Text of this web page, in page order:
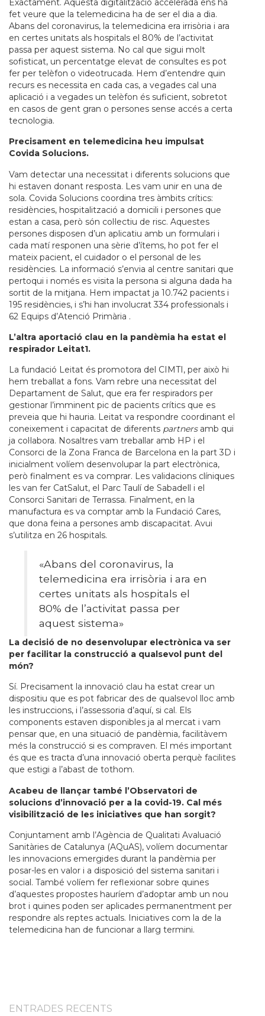
Exactament. Aquesta digitalització accelerada ens ha
fet veure que la telemedicina ha de ser el dia a dia.
Abans del coronavirus, la telemedicina era irrisòria i ara
en certes unitats als hospitals el 80% de l’activitat
passa per aquest sistema. No cal que sigui molt
sofisticat, un percentatge elevat de consultes es pot
fer per telèfon o videotrucada. Hem d’entendre quin
recurs es necessita en cada cas, a vegades cal una
aplicació i a vegades un telèfon és suficient, sobretot
en casos de gent gran o persones sense accés a certa
tecnologia.
Precisament en telemedicina heu impulsat
Covida Solucions.
Vam detectar una necessitat i diferents solucions que
hi estaven donant resposta. Les vam unir en una de
sola. Covida Solucions coordina tres àmbits crítics:
residències, hospitalització a domicili i persones que
estan a casa, però són col·lectiu de risc. Aquestes
persones disposen d’un aplicatiu amb un formulari i
cada matí responen una sèrie d’ítems, ho pot fer el
mateix pacient, el cuidador o el personal de les
residències. La informació s’envia al centre sanitari que
pertoqui i només es visita la persona si alguna dada ha
sortit de la mitjana. Hem impactat ja 10.742 pacients i
195 residències, i s’hi han involucrat 334 professionals i
62 Equips d’Atenció Primària .
L’altra aportació clau en la pandèmia ha estat el
respirador Leitat1.
La fundació Leitat és promotora del CIMTI, per això hi
hem treballat a fons. Vam rebre una necessitat del
Departament de Salut, que era fer respiradors per
gestionar l’imminent pic de pacients crítics que es
preveia que hi hauria. Leitat va respondre coordinant el
coneixement i capacitat de diferents partnersamb qui
ja col·labora. Nosaltres vam treballar amb HP i el
Consorci de la Zona Franca de Barcelona en la part 3D i
inicialment volíem desenvolupar la part electrònica,
però finalment es va comprar. Les validacions clíniques
les van fer CatSalut, el Parc Taulí de Sabadell i el
Consorci Sanitari de Terrassa. Finalment, en la
manufactura es va comptar amb la Fundació Cares,
que dona feina a persones amb discapacitat. Avui
s’utilitza en 26 hospitals.
«Abans del coronavirus, la
telemedicina era irrisòria i ara en
certes unitats als hospitals el
80% de l’activitat passa per
aquest sistema»
La decisió de no desenvolupar electrònica va ser
per facilitar la construcció a qualsevol punt del
món?
Sí. Precisament la innovació clau ha estat crear un
dispositiu que es pot fabricar des de qualsevol lloc amb
les instruccions, i l’assessoria d’aquí, si cal. Els
components estaven disponibles ja al mercat i vam
pensar que, en una situació de pandèmia, facilitàvem
més la construcció si es compraven. El més important
és que es tracta d’una innovació oberta perquè facilites
que estigi a l’abast de tothom.
Acabeu de llançar també l’Observatori de
solucions d’innovació per a la covid-19. Cal més
visibilització de les iniciatives que han sorgit?
Conjuntament amb l’Agència de Qualitati Avaluació
Sanitàries de Catalunya (AQuAS), volíem documentar
les innovacions emergides durant la pandèmia per
posar-les en valor i a disposició del sistema sanitari i
social. També volíem fer reflexionar sobre quines
d’aquestes propostes hauríem d’adoptar amb un nou
brot i quines poden ser aplicades permanentment per
respondre als reptes actuals. Iniciatives com la de la
telemedicina han de funcionar a llarg termini.
ENTRADES RECENTS